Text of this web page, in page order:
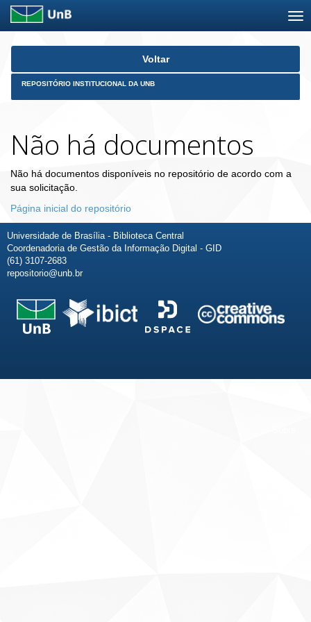
Skip
Voltar
REPOSITÓRIO INSTITUCIONAL DA UNB
Não há documentos
Não há documentos disponíveis no repositório de acordo com a
sua solicitação.
Página inicial do repositório
Universidade de Brasília - Biblioteca Central
Coordenadoria de Gestão da Informação Digital - GID
(61) 3107-2683
repositorio@unb.br